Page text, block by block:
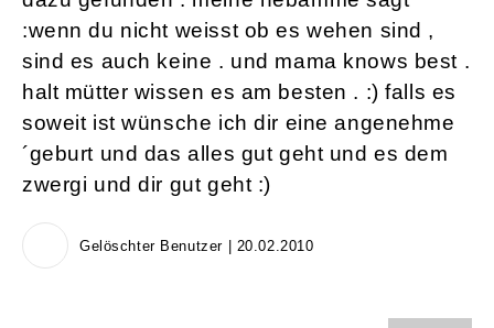
:wenn du nicht weisst ob es wehen sind ,
sind es auch keine . und mama knows best .
halt mütter wissen es am besten . :) falls es
soweit ist wünsche ich dir eine angenehme
´geburt und das alles gut geht und es dem
zwergi und dir gut geht :)
Gelöschter Benutzer | 20.02.2010